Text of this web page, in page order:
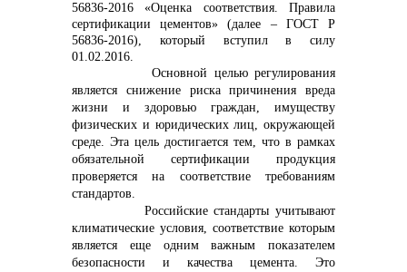
56836-2016 «Оценка соответствия. Правила
сертификации цементов» (далее – ГОСТ Р
56836-2016), который вступил в силу
01.02.2016.
Основной целью регулирования
является снижение риска причинения вреда
жизни и здоровью граждан, имуществу
физических и юридических лиц, окружающей
среде. Эта цель достигается тем, что в рамках
обязательной сертификации продукция
проверяется на соответствие требованиям
стандартов.
Российские стандарты учитывают
климатические условия, соответствие которым
является еще одним важным показателем
безопасности и качества цемента. Это